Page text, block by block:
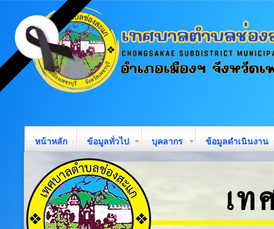
หน้าหลัก ข้อมูลทั่วไป บุคลากร ข้อมูลดำเนินงาน